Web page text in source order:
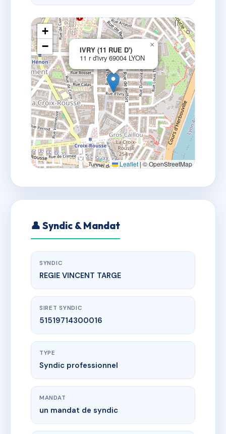
IVRY (11 RUE D')
11 r d'ivry 69004 LYON
×
+
−
Leaflet|© OpenStreetMap
👤 Syndic & Mandat
SYNDIC
REGIE VINCENT TARGE
SIRET SYNDIC
51519714300016
TYPE
Syndic professionnel
MANDAT
un mandat de syndic